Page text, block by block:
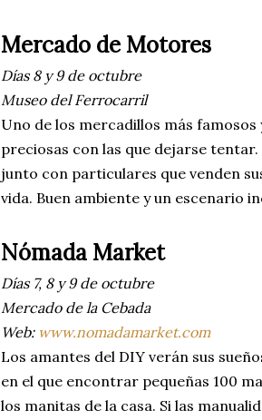
Mercado de Motores
Días 8 y 9 de octubre
Museo del Ferrocarril
Uno de los mercadillos más
preciosas con las que dejarse
junto con particulares que venden
vida. Buen ambiente y un escenario
Nómada Market
Días 7, 8 y 9 de octubre
Mercado de la Cebada
Web: www.nomadamarket.com
Los amantes del DIY verán sus
en el que encontrar pequeñas 100
los manitas de la casa. Si las